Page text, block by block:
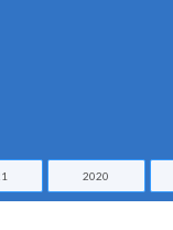
2020